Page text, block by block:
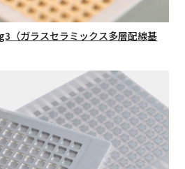
（ガラスセラミックス多層配線基